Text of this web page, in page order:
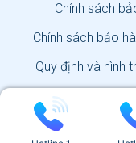
Chính sách
Chính sách bảo
Quy định và hình